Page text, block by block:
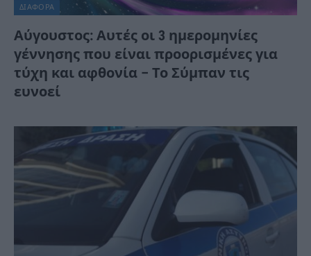
ΔΙΆΦΟΡΑ
Αύγουστος: Αυτές οι 3 ημερομηνίες
γέννησης που είναι προορισμένες για
τύχη και αφθονία – Το Σύμπαν τις
ευνοεί